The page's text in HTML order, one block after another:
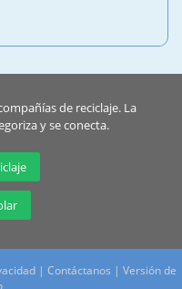
de reciclaje. La
y se conecta.
| Contáctanos | Versión de